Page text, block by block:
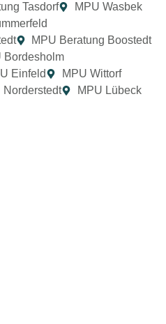
Tasdorf
MPU Wasbek
MPU Beratung Boostedt
Bordesholm
Einfeld
MPU Wittorf
Norderstedt MPU Lübeck